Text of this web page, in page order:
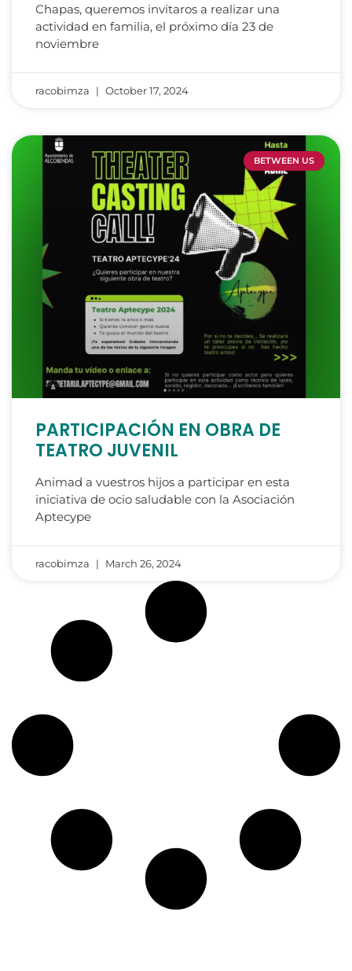
Chapas, queremos invitaros a realizar una
actividad en familia, el próximo día 23 de
noviembre
racobimza October 17, 2024
BETWEEN US
PARTICIPACIÓN EN OBRA DE
TEATRO JUVENIL
Animad a vuestros hijos a participar en esta
iniciativa de ocio saludable con la Asociación
Aptecype
racobimza March 26, 2024